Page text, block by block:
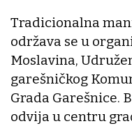
Tradicionalna
održava se u
Moslavina,
garešničkog
Grada Garešnice.
odvija u centru